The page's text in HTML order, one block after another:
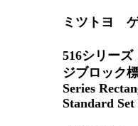
ミツトヨ
516シリー
ジブロック
Series
Standard